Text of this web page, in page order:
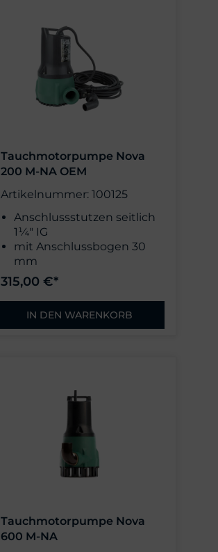
Tauchmotorpumpe Nova
200 M-NA OEM
Artikelnummer: 100125
Anschlussstutzen seitlich
1¼" IG
mit Anschlussbogen 30
mm
315,00 €*
IN DEN WARENKORB
Tauchmotorpumpe Nova
600 M-NA